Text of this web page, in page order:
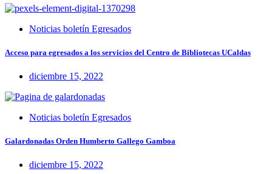
Noticias boletín Egresados
Acceso para egresados a los servicios del Centro de Bibliotecas UCaldas
diciembre 15, 2022
Noticias boletín Egresados
Galardonadas Orden Humberto Gallego Gamboa
diciembre 15, 2022